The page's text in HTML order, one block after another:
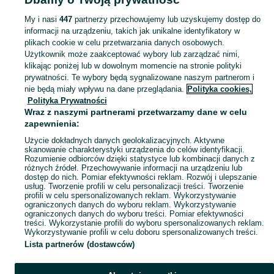
Zobacz Więcej
Skorzystaj z największego serwisu ogłoszeniowego - Góra i okolice! Kupuj to, czego pragniesz i sprzedawaj to, czego już nie potrzebujesz! Zobacz
Mapa kategorii
Mapa miejscowości
Mapa ministron
Popularne wyszukiwania
My i nasi 447partnerzy przechowujemy lub uzyskujemy dostęp do
informacji na urządzeniu, takich jak unikalne identyfikatory w
plikach cookie w celu przetwarzania danych osobowych.
Użytkownik może zaakceptować wybory lub zarządzać nimi,
klikając poniżej lub w dowolnym momencie na stronie polityki
prywatności. Te wybory będą sygnalizowane naszym partnerom i
nie będą miały wpływu na dane przeglądania. Polityka cookies,
Polityka Prywatności
Wraz z naszymi partnerami przetwarzamy dane w celu
zapewnienia:
Użycie dokładnych danych geolokalizacyjnych. Aktywne
skanowanie charakterystyki urządzenia do celów identyfikacji.
Rozumienie odbiorców dzięki statystyce lub kombinacji danych z
różnych źródeł. Przechowywanie informacji na urządzeniu lub
dostęp do nich. Pomiar efektywności reklam. Rozwój i ulepszanie
usług. Tworzenie profili w celu personalizacji treści. Tworzenie
profili w celu spersonalizowanych reklam. Wykorzystywanie
ograniczonych danych do wyboru reklam. Wykorzystywanie
ograniczonych danych do wyboru treści. Pomiar efektywności
treści. Wykorzystanie profili do wyboru spersonalizowanych reklam.
Wykorzystywanie profili w celu doboru spersonalizowanych treści.
Lista partnerów (dostawców)